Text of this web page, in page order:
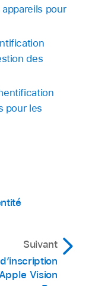
pour
des
pour les
Suivant
Vision